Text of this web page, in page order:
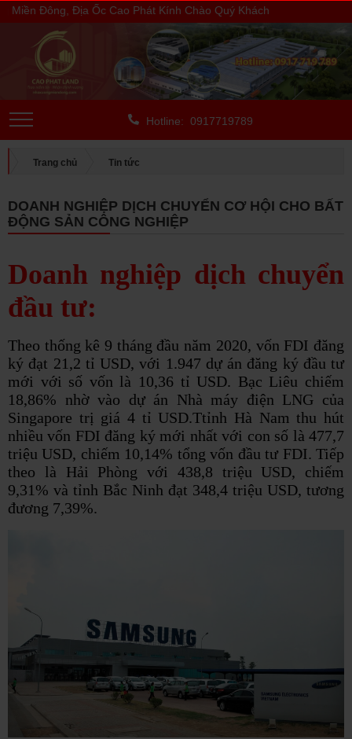
Đông, Địa Ốc Cao Phát Kính Chào Quý Khách
Hotline: 0917719789
Trang chủ Tin tức
CÔNG NGHIỆP
DOANH NGHIỆP DỊCH CHUYỂN CƠ HỘI CHO BẤT
ĐỘNG SẢN CÔNG NGHIỆP
Doanh nghiệp dịch chuyển
đầu tư:
Theo thống kê 9 tháng đầu năm 2020, vốn FDI đăng
ký đạt 21,2 tỉ USD, với 1.947 dự án đăng ký đầu tư
mới với số vốn là 10,36 tỉ USD. Bạc Liêu chiếm
18,86% nhờ vào dự án Nhà máy điện LNG của
Singapore trị giá 4 tỉ USD.Ttỉnh Hà Nam thu hút
nhiều vốn FDI đăng ký mới nhất với con số là 477,7
triệu USD, chiếm 10,14% tổng vốn đầu tư FDI. Tiếp
theo là Hải Phòng với 438,8 triệu USD, chiếm
9,31% và tỉnh Bắc Ninh đạt 348,4 triệu USD, tương
đương 7,39%.